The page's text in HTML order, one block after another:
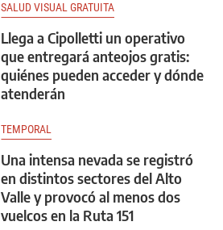
SALUD VISUAL GRATUITA
Llega a Cipolletti un operativo
que entregará anteojos gratis:
quiénes pueden acceder y dónde
atenderán
TEMPORAL
Una intensa nevada se registró
en distintos sectores del Alto
Valle y provocó al menos dos
vuelcos en la Ruta 151